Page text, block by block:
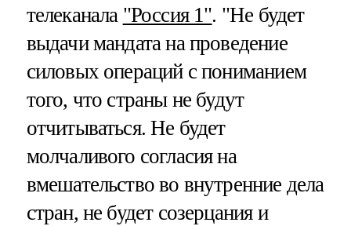
телеканала "Россия 1". "Не будет
выдачи мандата на проведение
силовых операций с пониманием
того, что страны не будут
отчитываться. Не будет
молчаливого согласия на
вмешательство во внутренние дела
стран, не будет созерцания и